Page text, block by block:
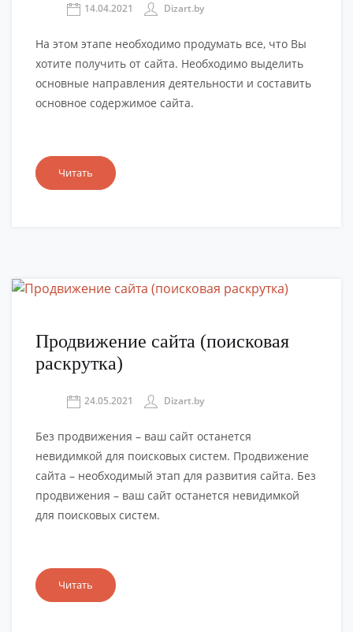
14.04.2021 Dizart.by
На этом этапе необходимо продумать все, что Вы
хотите получить от сайта. Необходимо выделить
основные направления деятельности и составить
основное содержимое сайта.
Читать
Продвижение сайта (поисковая
раскрутка)
24.05.2021 Dizart.by
Без продвижения – ваш сайт останется
невидимкой для поисковых систем. Продвижение
сайта – необходимый этап для развития сайта. Без
продвижения – ваш сайт останется невидимкой
для поисковых систем.
Читать